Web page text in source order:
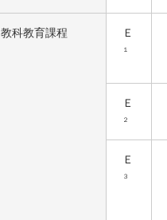
教科教育課程 Ｅ
１
Ｅ
２
Ｅ
３